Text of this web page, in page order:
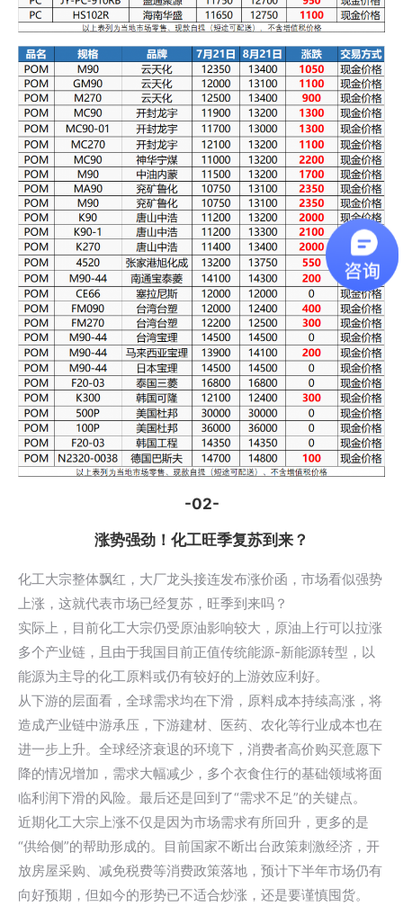
-02-
涨势强劲！化工旺季复苏到来？
化工大宗整体飘红，大厂龙头接连发布涨价函，市场看似强势
上涨，这就代表市场已经复苏，旺季到来吗？
实际上，目前化工大宗仍受原油影响较大，原油上行可以拉涨
多个产业链，且由于我国目前正值传统能源-新能源转型，以
能源为主导的化工原料或仍有较好的上游效应利好。
从下游的层面看，全球需求均在下滑，原料成本持续高涨，将
造成产业链中游承压，下游建材、医药、农化等行业成本也在
进一步上升。全球经济衰退的环境下，消费者高价购买意愿下
降的情况增加，需求大幅减少，多个衣食住行的基础领域将面
临利润下滑的风险。最后还是回到了“需求不足”的关键点。
近期化工大宗上涨不仅是因为市场需求有所回升，更多的是
“供给侧”的帮助形成的。目前国家不断出台政策刺激经济，开
放房屋采购、减免税费等消费政策落地，预计下半年市场仍有
向好预期，但如今的形势已不适合炒涨，还是要谨慎囤货。